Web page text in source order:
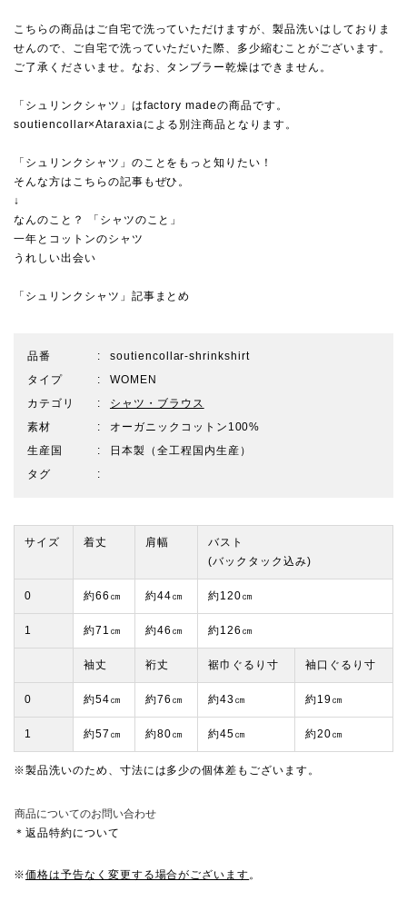
こちらの商品はご自宅で洗っていただけますが、製品洗いはしておりま
せんので、ご自宅で洗っていただいた際、多少縮むことがございます。
ご了承くださいませ。なお、タンブラー乾燥はできません。
「シュリンクシャツ」はfactory madeの商品です。
soutiencollar×Ataraxiaによる別注商品となります。
「シュリンクシャツ」のことをもっと知りたい！
そんな方はこちらの記事もぜひ。
↓
なんのこと？ 「シャツのこと」
一年とコットンのシャツ
うれしい出会い
「シュリンクシャツ」記事まとめ
品番
soutiencollar-shrinkshirt
タイプ
WOMEN
カテゴリ
シャツ・ブラウス
素材
オーガニックコットン100%
生産国
日本製（全工程国内生産）
タグ
サイズ 着丈 肩幅
バスト
(バックタック込み)
0 約66㎝ 約44㎝ 約120㎝
1 約71㎝ 約46㎝ 約126㎝
袖丈 裄丈 裾巾ぐるり寸 袖口ぐるり寸
0 約54㎝ 約76㎝ 約43㎝ 約19㎝
1 約57㎝ 約80㎝ 約45㎝ 約20㎝
※製品洗いのため、寸法には多少の個体差もございます。
商品についてのお問い合わせ
＊返品特約について
※価格は予告なく変更する場合がございます。